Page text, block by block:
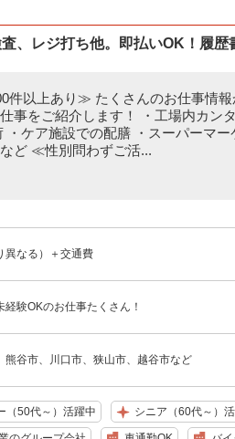
、レジ打ち他。即払いOK！履
件以上あり≫ たくさんのお仕事情報
事をご紹介します！ ・工場内カン
・ケア施設での配膳 ・スーパーマー
ど ≪性別問わずご活...
異なる）＋交通費
験OKのお仕事たくさん！
谷市、川口市、狭山市、越谷市など
（50代～）活躍中 シニア（60代～）